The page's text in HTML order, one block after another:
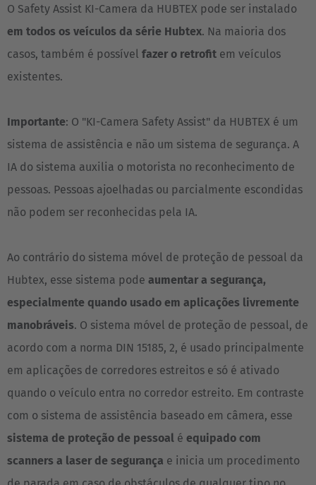
Nederlands
Česká republika
Cesko
España
Español
Great Britain
English
Luxembourg
Français Deutsch
O Safety Assist KI-Camera da HUBTEX pode ser instalado
em todos os veículos da série Hubtex. Na maioria dos
casos, também é possível fazer o retrofit em veículos
existentes.
Importante: O "KI-Camera Safety Assist" da HUBTEX é um
sistema de assistência e não um sistema de segurança. A
IA do sistema auxilia o motorista no reconhecimento de
pessoas. Pessoas ajoelhadas ou parcialmente escondidas
não podem ser reconhecidas pela IA.
Ao contrário do sistema móvel de proteção de pessoal da
Hubtex, esse sistema pode aumentar a segurança,
especialmente quando usado em aplicações livremente
manobráveis. O sistema móvel de proteção de pessoal, de
acordo com a norma DIN 15185, 2, é usado principalmente
em aplicações de corredores estreitos e só é ativado
quando o veículo entra no corredor estreito. Em contraste
com o sistema de assistência baseado em câmera, esse
sistema de proteção de pessoal é equipado com
scanners a laser de segurança e inicia um procedimento